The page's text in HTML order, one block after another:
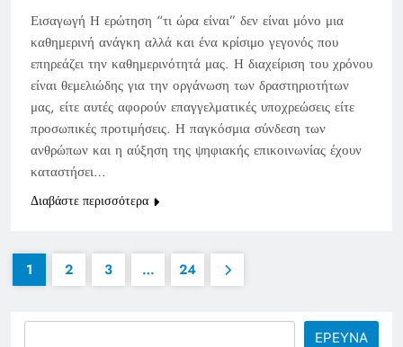
Εισαγωγή Η ερώτηση “τι ώρα είναι” δεν είναι μόνο μια
καθημερινή ανάγκη αλλά και ένα κρίσιμο γεγονός που
επηρεάζει την καθημερινότητά μας. Η διαχείριση του χρόνου
είναι θεμελιώδης για την οργάνωση των δραστηριοτήτων
μας, είτε αυτές αφορούν επαγγελματικές υποχρεώσεις είτε
προσωπικές προτιμήσεις. Η παγκόσμια σύνδεση των
ανθρώπων και η αύξηση της ψηφιακής επικοινωνίας έχουν
καταστήσει…
Διαβάστε περισσότερα
1 2 3 … 24
ΕΡΕΥΝΑ